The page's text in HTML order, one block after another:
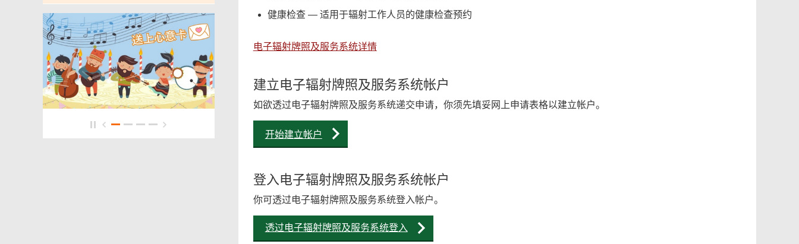
健康检查 — 适用于辐射工作人员的健康检查预约
电子辐射牌照及服务系统详情
建立电子辐射牌照及服务系统帐户
如欲透过电子辐射牌照及服务系统递交申请，你须先填妥网上申请表格以建立帐户。
开始建立帐户
登入电子辐射牌照及服务系统帐户
你可透过电子辐射牌照及服务系统登入帐户。
透过电子辐射牌照及服务系统登入